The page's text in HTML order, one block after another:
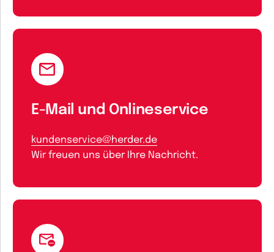
E-Mail und Onlineservice
kundenservice@herder.de
Wir freuen uns über Ihre Nachricht.